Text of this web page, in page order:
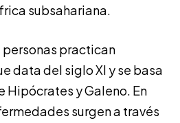
subsahariana.
personas practican
data del siglo XI y se basa
Hipócrates y Galeno. En
surgen a través